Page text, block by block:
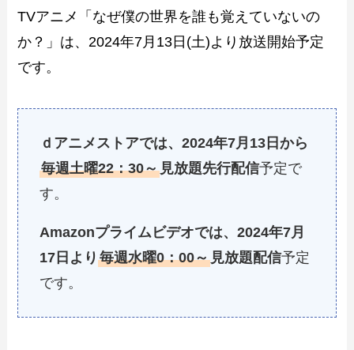
TVアニメ「なぜ僕の世界を誰も覚えていないの
か？」は、2024年7月13日(土)より放送開始予定
です。
ｄアニメストアでは、2024年7月13日から
毎週土曜22：30～ 見放題先行配信予定で
す。
Amazonプライムビデオでは、2024年7月
17日より毎週水曜0：00～ 見放題配信予定
です。